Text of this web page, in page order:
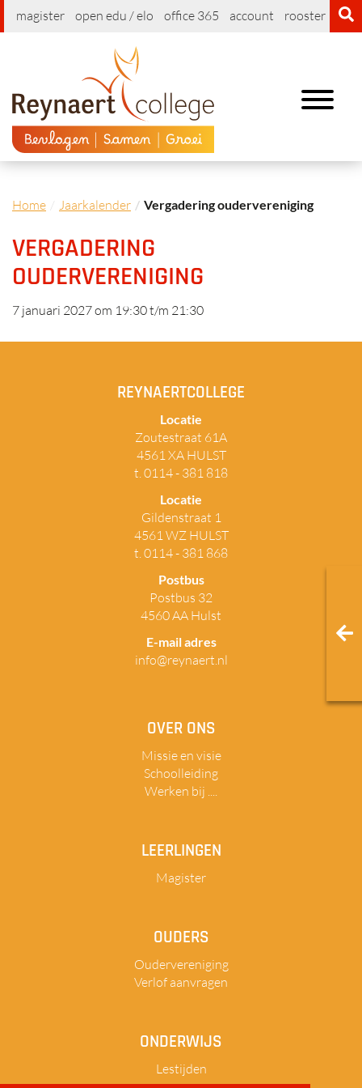
magister open edu / elo office 365 account rooster
Toggle
Home Jaarkalender Vergadering oudervereniging
VERGADERING
OUDERVERENIGING
7 januari 2027 om 19:30t/m 21:30
REYNAERTCOLLEGE
Locatie
Zoutestraat 61A
4561 XA HULST
t. 0114 - 381 818
Locatie
Gildenstraat 1
4561 WZ HULST
t. 0114 - 381 868
Postbus
Postbus 32
4560 AA Hulst
E-mail adres
info@reynaert.nl
OVER ONS
Missie en visie
Schoolleiding
Werken bij ....
LEERLINGEN
Magister
OUDERS
Oudervereniging
Verlof aanvragen
ONDERWIJS
Lestijden